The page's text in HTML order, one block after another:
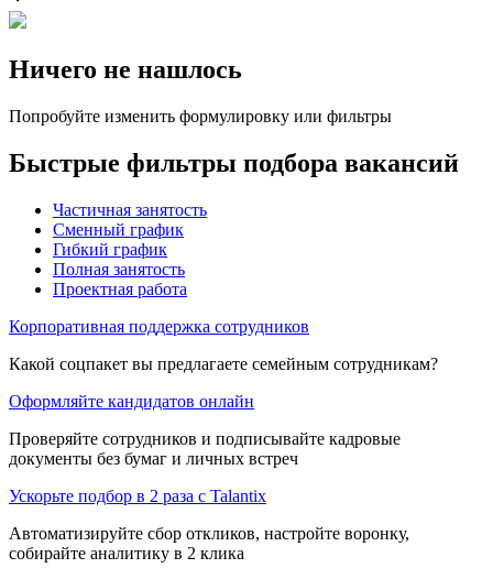
Ничего не нашлось
Попробуйте изменить формулировку или фильтры
Быстрые фильтры подбора вакансий
Частичная занятость
Сменный график
Гибкий график
Полная занятость
Проектная работа
Корпоративная поддержка сотрудников
Какой соцпакет вы предлагаете семейным сотрудникам?
Оформляйте кандидатов онлайн
Проверяйте сотрудников и подписывайте кадровые
документы без бумаг и личных встреч
Ускорьте подбор в 2 раза с Talantix
Автоматизируйте сбор откликов, настройте воронку,
собирайте аналитику в 2 клика